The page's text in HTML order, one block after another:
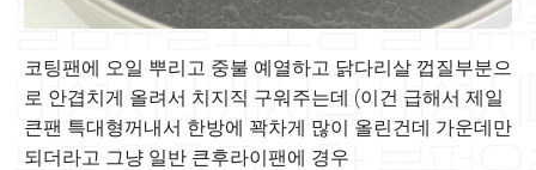
코팅팬에 오일 뿌리고 중불 예열하고 닭다리살 껍질부분으
로 안겹치게 올려서 치지직 구워주는데 (이건 급해서 제일
큰팬 특대형꺼내서 한방에 꽉차게 많이 올린건데 가운데만
되더라고 그냥 일반 큰후라이팬에 경우